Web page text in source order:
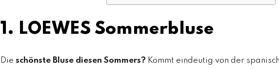
1. LOEWES Sommerbluse
Die schönste Bluse diesen Sommers? Kommt eindeutig von der